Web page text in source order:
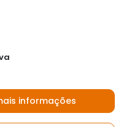
informações